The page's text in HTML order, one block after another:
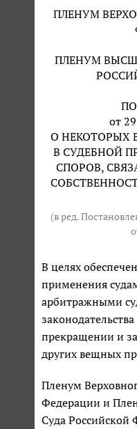
ПЛЕНУМ
ПЛЕНУМ
от
О НЕКОТОРЫХ
В СУДЕБНОЙ
СПОРОВ,
(в ред.
В целях
применения
арбитражными
прекращении и
других вещных
Пленум
Федерации и
Суда Российской